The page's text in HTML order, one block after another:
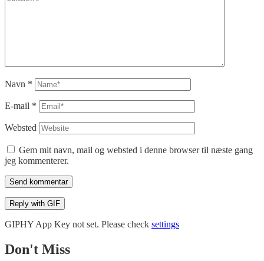
Navn *
E-mail *
Websted
Gem mit navn, mail og websted i denne browser til næste gang
jeg kommenterer.
Send kommentar
Reply with GIF
GIPHY App Key not set. Please check settings
Don't Miss